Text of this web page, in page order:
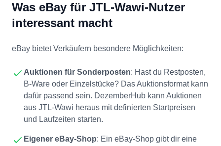
Was eBay für JTL-Wawi-Nutzer
interessant macht
eBay bietet Verkäufern besondere Möglichkeiten:
Auktionen für Sonderposten: Hast du Restposten,
B-Ware oder Einzelstücke? Das Auktionsformat kann
dafür passend sein. DezemberHub kann Auktionen
aus JTL-Wawi heraus mit definierten Startpreisen
und Laufzeiten starten.
Eigener eBay-Shop: Ein eBay-Shop gibt dir eine